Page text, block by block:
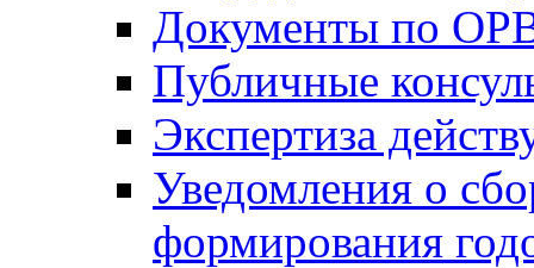
Документы по
Публичные
Экспертиза
Уведомления о
формирования